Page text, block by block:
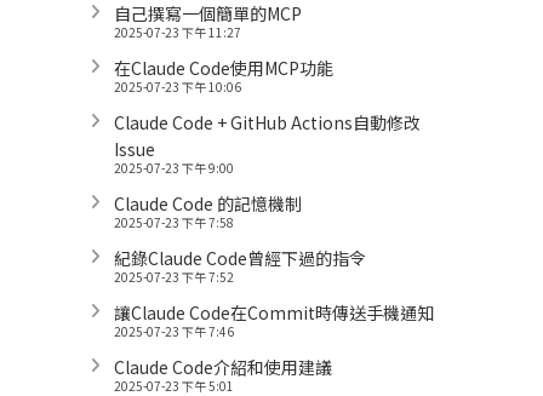
自己撰寫一個簡單的MCP
2025-07-23 下午 11:27
在Claude Code使用MCP功能
2025-07-23 下午 10:06
Claude Code + GitHub Actions自動修改
Issue
2025-07-23 下午 9:00
Claude Code 的記憶機制
2025-07-23 下午 7:58
紀錄Claude Code曾經下過的指令
2025-07-23 下午 7:52
讓Claude Code在Commit時傳送手機通知
2025-07-23 下午 7:46
Claude Code介紹和使用建議
2025-07-23 下午 5:01